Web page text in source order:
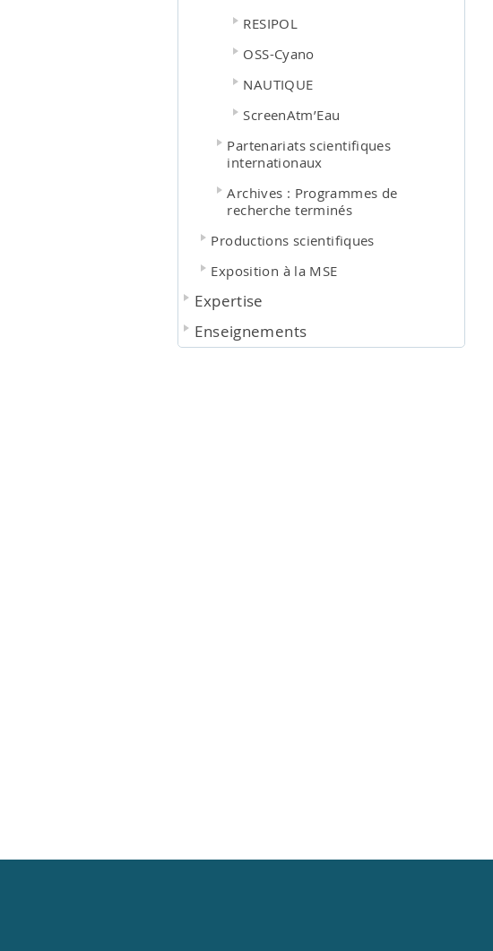
RESIPOL
OSS-Cyano
NAUTIQUE
ScreenAtm’Eau
Partenariats scientifiques
internationaux
Archives : Programmes de
recherche terminés
Productions scientifiques
Exposition à la MSE
Expertise
Enseignements